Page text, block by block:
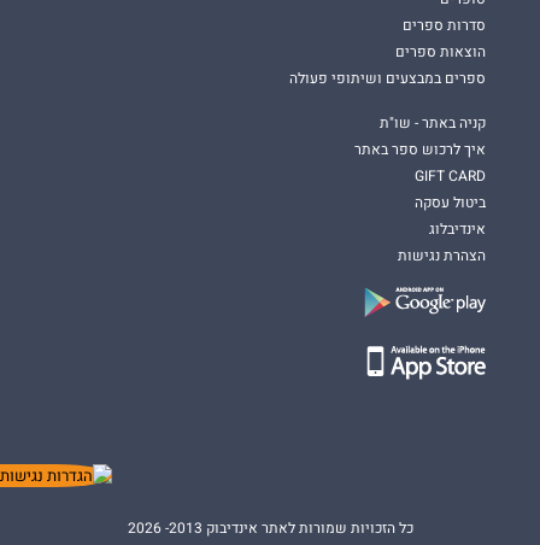
סדרות ספרים
הוצאות ספרים
ספרים במבצעים ושיתופי פעולה
קניה באתר - שו"ת
איך לרכוש ספר באתר
GIFT CARD
ביטול עסקה
אינדיבלוג
הצהרת נגישות
כל הזכויות שמורות לאתר אינדיבוק 2013- 2026